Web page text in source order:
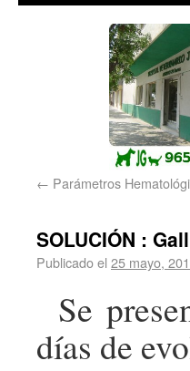
← Parámetros
SOLUCIÓN :
Publicado el 25 mayo,
Se
días de